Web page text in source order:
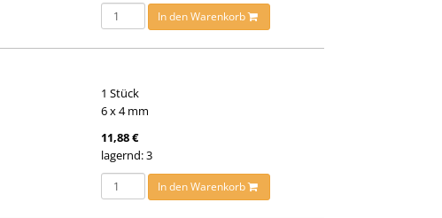
In den Warenkorb
1 Stück
6 x 4 mm
11,88 €
lagernd: 3
In den Warenkorb